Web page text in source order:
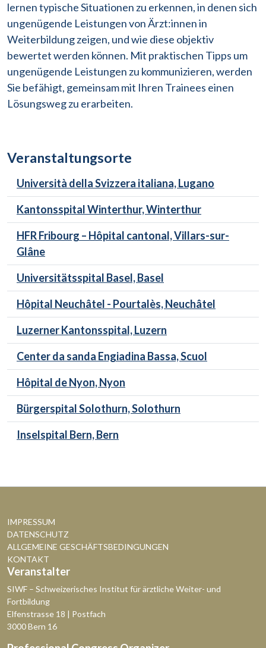
lernen typische Situationen zu erkennen, in denen sich
ungenügende Leistungen von Ärzt:innen in
Weiterbildung zeigen, und wie diese objektiv
bewertet werden können. Mit praktischen Tipps um
ungenügende Leistungen zu kommunizieren, werden
Sie befähigt, gemeinsam mit Ihren Trainees einen
Lösungsweg zu erarbeiten.
Veranstaltungsorte
Università della Svizzera italiana, Lugano
Kantonsspital Winterthur, Winterthur
HFR Fribourg – Hôpital cantonal, Villars-sur-
Glâne
Universitätsspital Basel, Basel
Hôpital Neuchâtel - Pourtalès, Neuchâtel
Luzerner Kantonsspital, Luzern
Center da sanda Engiadina Bassa, Scuol
Hôpital de Nyon, Nyon
Bürgerspital Solothurn, Solothurn
Inselspital Bern, Bern
IMPRESSUM
DATENSCHUTZ
ALLGEMEINE GESCHÄFTSBEDINGUNGEN
KONTAKT
Veranstalter
SIWF – Schweizerisches Institut für ärztliche Weiter- und
Fortbildung
Elfenstrasse 18 | Postfach
3000 Bern 16